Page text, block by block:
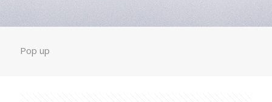
Pop up